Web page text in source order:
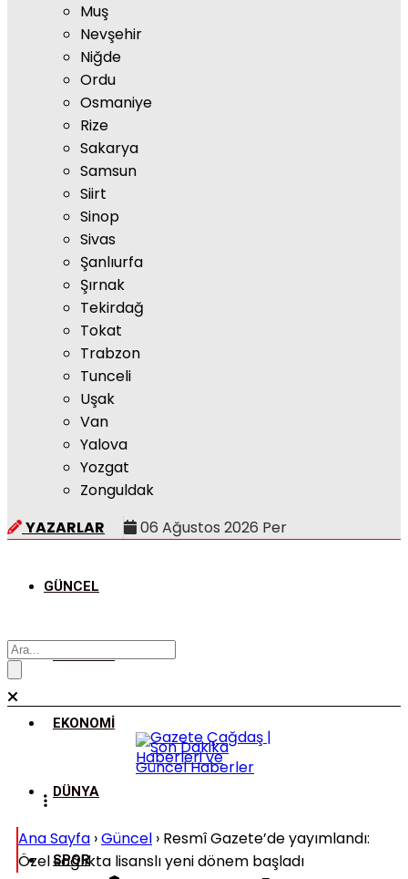
Muş
Nevşehir
Niğde
Ordu
Osmaniye
Rize
Sakarya
Samsun
Siirt
Sinop
Sivas
Şanlıurfa
Şırnak
Tekirdağ
Tokat
Trabzon
Tunceli
Uşak
Van
Yalova
Yozgat
Zonguldak
YAZARLAR
06 Ağustos 2026 Per
GÜNCEL
POLITIKA
EKONOMI
DÜNYA
SPOR
Ana Sayfa ›Güncel › Resmî Gazete’de yayımlandı:
Özel sağlıkta lisanslı yeni dönem başladı